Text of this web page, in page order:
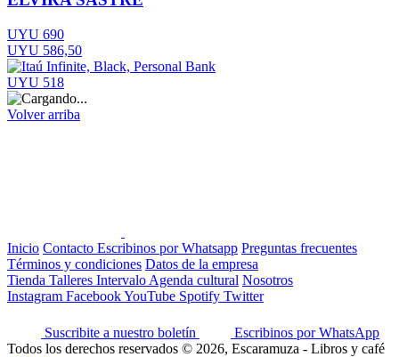
UYU 690
UYU 586,50
UYU 518
Volver arriba
Inicio Contacto Escribinos por Whatsapp Preguntas frecuentes
Términos y condiciones Datos de la empresa
Tienda Talleres Intervalo Agenda cultural Nosotros
Instagram FacebookYouTube Spotify Twitter
Suscribite a nuestro boletín
Escribinos por WhatsApp
Todos los derechos reservados © 2026, Escaramuza - Libros y café